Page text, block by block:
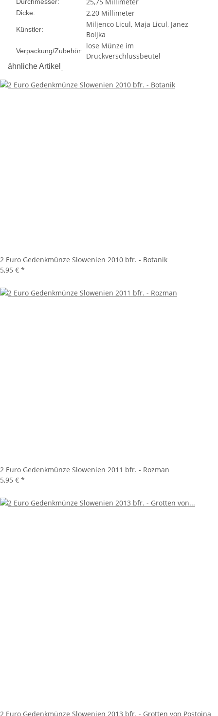
Durchmesser:
Dicke: 2,20 Millimeter
Künstler:
Miljenco Licul, Maja Licul, Janez
Boljka
Verpackung/Zubehör:
lose Münze im
Druckverschlussbeutel
ähnliche Artikel
2 Euro Gedenkmünze Slowenien 2010 bfr. - Botanik
5,95 € *
2 Euro Gedenkmünze Slowenien 2011 bfr. - Rozman
5,95 € *
2 Euro Gedenkmünze Slowenien 2013 bfr. - Grotten von Postojna